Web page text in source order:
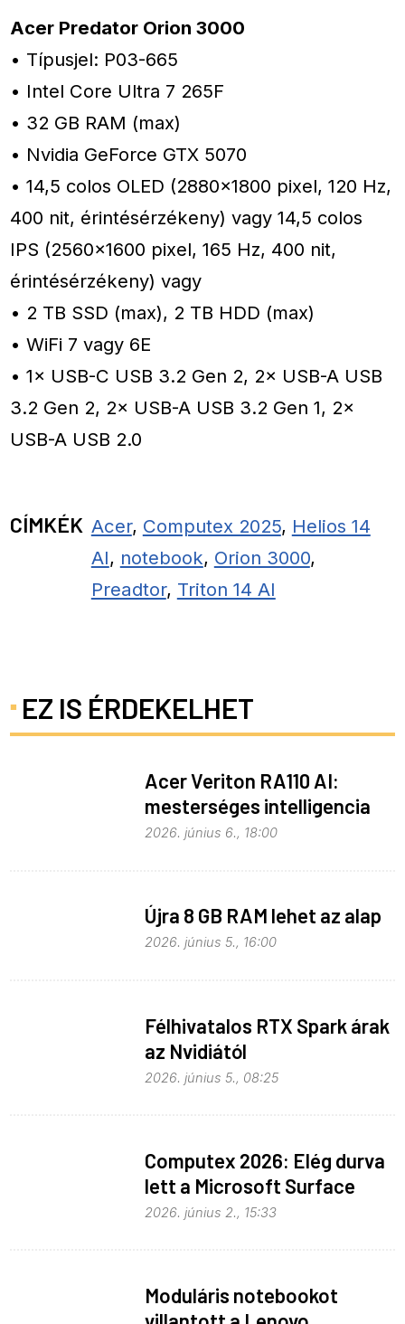
Acer Predator Orion 3000
• Típusjel: P03-665
• Intel Core Ultra 7 265F
• 32 GB RAM (max)
• Nvidia GeForce GTX 5070
• 14,5 colos OLED (2880×1800 pixel, 120 Hz,
400 nit, érintésérzékeny) vagy 14,5 colos
IPS (2560×1600 pixel, 165 Hz, 400 nit,
érintésérzékeny) vagy
• 2 TB SSD (max), 2 TB HDD (max)
• WiFi 7 vagy 6E
• 1× USB-C USB 3.2 Gen 2, 2× USB-A USB
3.2 Gen 2, 2× USB-A USB 3.2 Gen 1, 2×
USB-A USB 2.0
CÍMKÉK Acer, Computex 2025, Helios 14
AI, notebook, Orion 3000,
Preadtor, Triton 14 AI
EZ IS ÉRDEKELHET
Acer Veriton RA110 AI:
mesterséges intelligencia
helyben
2026. június 6., 18:00
Újra 8 GB RAM lehet az alap
2026. június 5., 16:00
Félhivatalos RTX Spark árak
az Nvidiától
2026. június 5., 08:25
Computex 2026: Elég durva
lett a Microsoft Surface
Laptop Ultra
2026. június 2., 15:33
Moduláris notebookot